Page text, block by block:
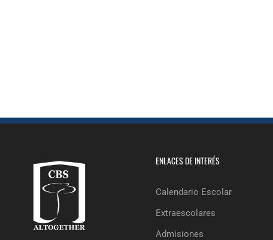
ENLACES DE INTERÉS
Calendario Escolar
Extraescolares
Admisiones